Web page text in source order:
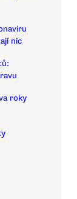
nic
roky